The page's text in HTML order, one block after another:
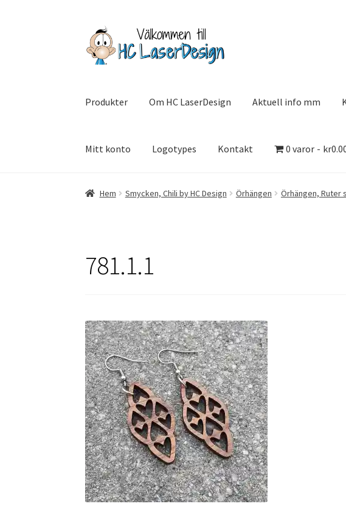
Hoppa
till
navigering
Hoppa
till
innehåll
Produkter Om HC LaserDesign Aktuell info mm
Mitt konto Logotypes Kontakt 0 varor
Hem Aktuell info mm Betalning Integritetspolicy Kontakt
Hem Smycken, Chili by HC Design Örhängen Örhängen, Ruter
781.1.1